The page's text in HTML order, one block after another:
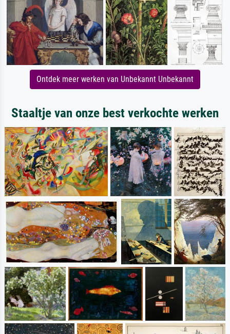
Ontdek meer werken van Unbekannt Unbekannt
Staaltje van onze best verkochte werken